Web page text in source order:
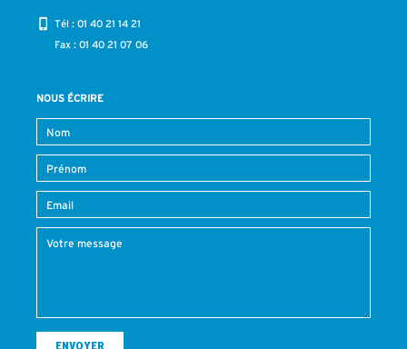
Tél : 01 40 21 14 21
Fax : 01 40 21 07 06
NOUS ÉCRIRE